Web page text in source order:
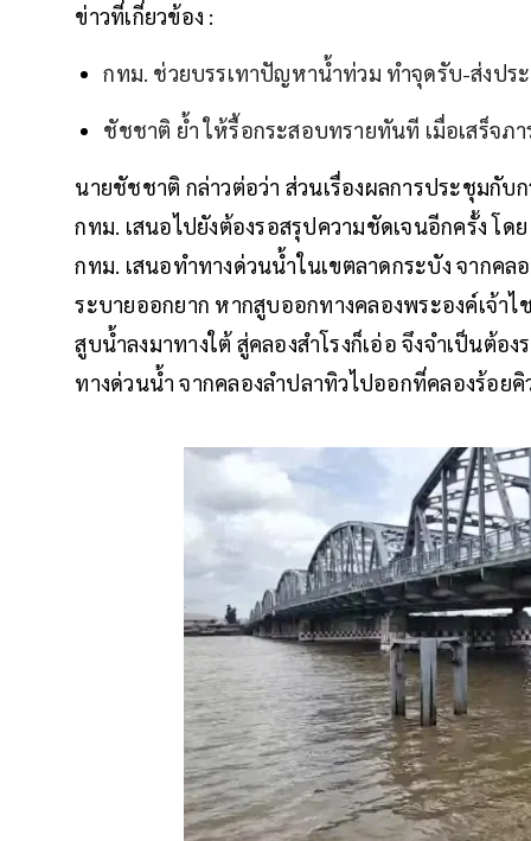
ข่าวที่เกี่ยวข้อง :
กทม. ช่วยบรรเทาปัญหาน้ำท่วม ทำจุดรับ-ส่งปร
ชัชชาติ ย้ำ ให้รื้อกระสอบทรายทันที เมื่อเสร็จภ
นายชัชชาติ กล่าวต่อว่า ส่วนเรื่องผลการประชุมกั
กทม. เสนอไปยังต้องรอสรุปความชัดเจนอีกครั้ง โ
กทม. เสนอทำทางด่วนน้ำในเขตลาดกระบัง จากค
ระบายออกยาก หากสูบออกทางคลองพระองค์เจ้า
สูบน้ำลงมาทางใต้ สู่คลองสำโรงก็เอ่อ จึงจำเป็นต้
ทางด่วนน้ำ จากคลองลำปลาทิวไปออกที่คลองร้อย